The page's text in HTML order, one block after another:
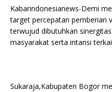
Kabarindonesianews-Demi
target percepatan pemberian
terwujud dibutuhkan
masyarakat serta intansi
Sukaraja,Kabupaten Bogor